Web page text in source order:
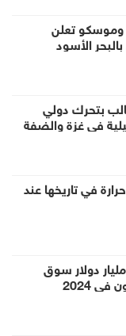
اشتباكا وموسكو تعلن
الأسود
بتحرك دولي
في غزة والضفة
في تاريخها عند
الإحصائي الخليجي: 7.55 مليار دولار سوق
2024